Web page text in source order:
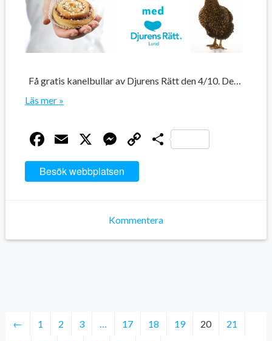
Få gratis kanelbullar av Djurens Rätt den 4/10. De…
Läs mer »
Facebook
Email
X Messenger
CopyDela
Besök webbplatsen
Kommentera
← 1 2 3 17 18 19 20 21